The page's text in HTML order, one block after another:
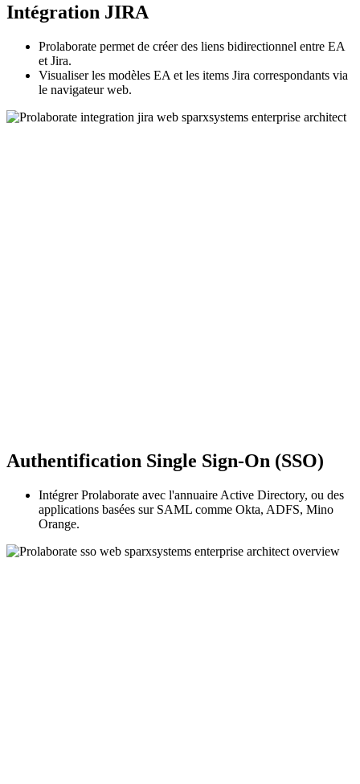
Intégration JIRA
Prolaborate permet de créer des liens bidirectionnel entre EA
et Jira.
Visualiser les modèles EA et les items Jira correspondants via
le navigateur web.
Authentification Single Sign-On (SSO)
Intégrer Prolaborate avec l'annuaire Active Directory, ou des
applications basées sur SAML comme Okta, ADFS, Mino
Orange.